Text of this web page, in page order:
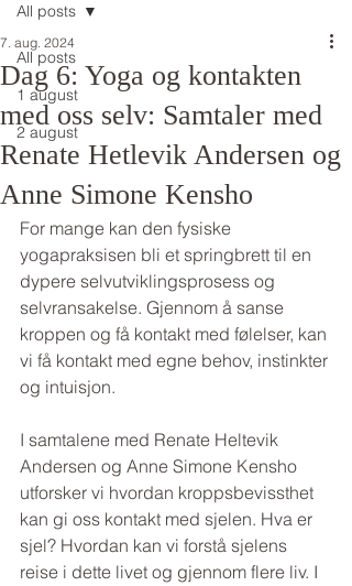
All posts
1 august
2 august
All posts
Dag 6: Yoga og kontakten
med oss selv: Samtaler med
Renate Hetlevik Andersen og
Anne Simone Kensho
7. aug. 2024
For mange kan den fysiske
yogapraksisen bli et springbrett til en
dypere selvutviklingsprosess og
selvransakelse. Gjennom å sanse
kroppen og få kontakt med følelser, kan
vi få kontakt med egne behov, instinkter
og intuisjon.
I samtalene med Renate Heltevik
Andersen og Anne Simone Kensho
utforsker vi hvordan kroppsbevissthet
kan gi oss kontakt med sjelen. Hva er
sjel? Hvordan kan vi forstå sjelens
reise i dette livet og gjennom flere liv. I